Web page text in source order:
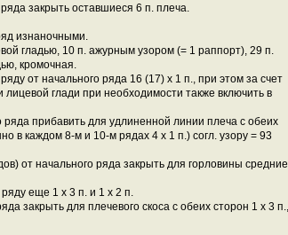
закрыть оставшиеся 6 п. плеча.
изнаночными.
гладью, 10 п. ажурным узором (= 1 раппорт), 29 п.
кромочная.
от начального ряда 16 (17) x 1 п., при этом за счет
глади при необходимости также включить в
прибавить для удлиненной линии плеча с обеих
в каждом 8-м и 10-м рядах 4 x 1 п.) согл. узору = 93
от начального ряда закрыть для горловины средние
еще 1 x 3 п. и 1 x 2 п.
закрыть для плечевого скоса с обеих сторон 1 x 3 п.,